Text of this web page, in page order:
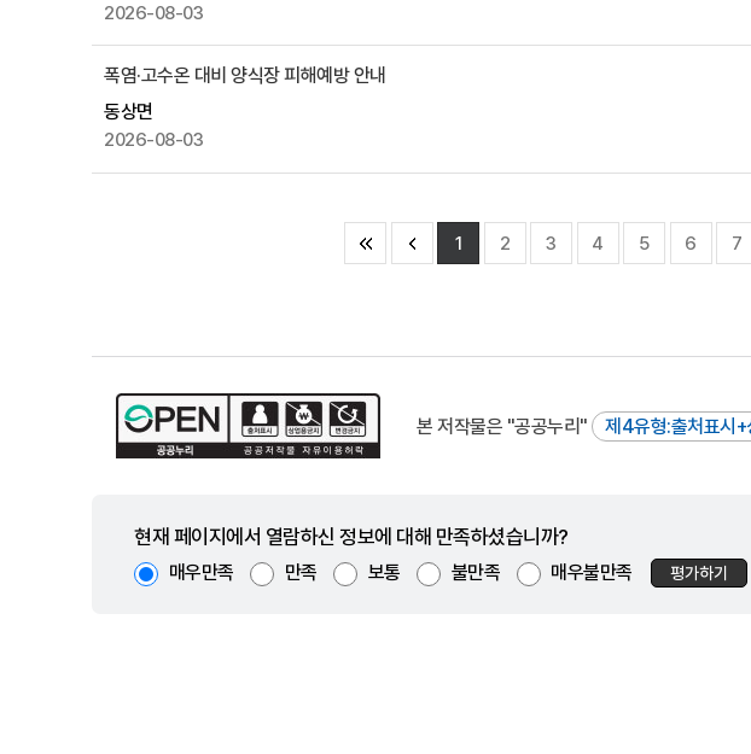
2026-08-03
폭염·고수온 대비 양식장 피해예방 안내
동상면
2026-08-03
1 2 3 4 5 6 7
본 저작물은 "공공누리" 제4유형:출처표시+
현재 페이지에서 열람하신 정보에 대해 만족하셨습니까?
매우만족 만족 보통 불만족 매우불만족 평가하기